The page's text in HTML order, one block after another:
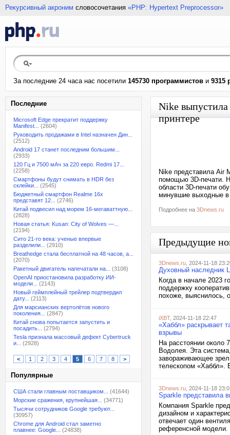
Рекурсивный акроним словосочетания «PHP: Hypertext Preprocessor»
За последние 24 часа нас посетили 145730 программистов и 9315
Последние
Microsoft Edge прекратит поддержку
Manifest...
(2604)
Руководить продажами в Intel назначен Дин...
(2512)
Android 17 станет последним большим...
(2933)
120 Гц и 7500 мАч за 220 евро. Redmi 17...
(2258)
Смартфоны будут снимать в HDR без
склейки...
(2545)
Бюджетный смартфон Realme 16x
представят 12...
(2746)
Китай подвесил над морем 16-мегаваттную...
(2828)
Новая статья: Kusan: City of Wolves —...
(2194)
Сито 21-го века: ученые впервые
разделили...
(2910)
Breathedge стала бесплатной на 48 часов, а...
(2070)
Ракетный двигатель напечатали на...
(3108)
OpenAI приостановила разработку ИИ-
модели...
(2143)
Новый геймплейный трейлер подтвердил
дату...
(2113)
Для марсианских вертолётов нового
поколения...
(2847)
Китай снова попытается запустить и
посадить...
(2794)
Tesla признала массовый дефект Cybertruck
и...
(2928)
< 1 2 3 4 5 6 7 8 >
Популярные
США стали главным поставщиком...
(41644)
Морские сражения, крупнейшая...
(34771)
Тысячи сотрудников Google требуют...
(30957)
Chrome для Android стал заметно
плавнее: Google...
(24838)
Nike
принтере
Nike представила Air
помощью 3D-печати.
области 3D-печати
минувшие выходные в
Подробнее на 3Dnews.ru
Предыдущие
3Dnews.ru , 2024-11-18
Духовный наследник
Когда в начале 2023
поддержку
похоже, выяснилось,
iXBT, 2024-11-18 22:47
«Хаббл» раскрывает
взрывы
На расстоянии около
Водолея. Эта
завораживающее
телескопом «Хаббл».
3Dnews.ru , 2024-11-18
Sparkle представила
Компания Sparkle
дизайном и
отвечает один
референсной модели.